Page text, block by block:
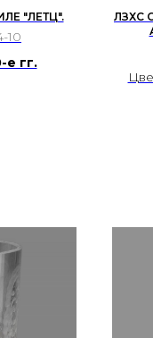
"ЛЕТЦ".
10
е гг.
ЛЗХС